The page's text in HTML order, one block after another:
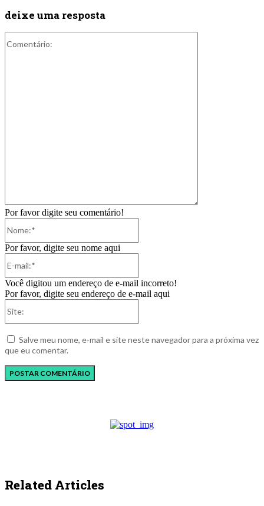
deixe uma resposta
Por favor digite seu comentário!
Por favor, digite seu nome aqui
Você digitou um endereço de e-mail incorreto!
Por favor, digite seu endereço de e-mail aqui
Salve meu nome, e-mail e site neste navegador para a próxima vez
que eu comentar.
Related Articles